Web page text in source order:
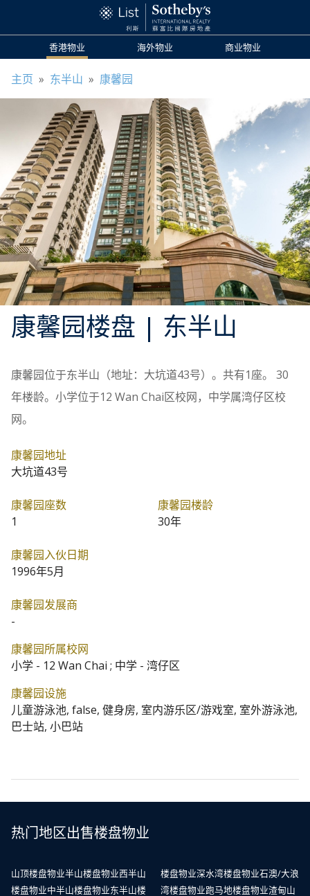
香港物业 海外物业 商业物业
主页 » 东半山 » 康馨园
康馨园楼盘 | 东半山
康馨园位于东半山（地址：大坑道43号）。共有1座。 30
年楼龄。小学位于12 Wan Chai区校网，中学属湾仔区校
网。
康馨园地址
大坑道43号
康馨园座数
1
康馨园楼龄
30年
康馨园入伙日期
1996年5月
康馨园发展商
-
康馨园所属校网
小学 - 12 Wan Chai ; 中学 - 湾仔区
康馨园设施
儿童游泳池, false, 健身房, 室内游乐区/游戏室, 室外游泳池,
巴士站, 小巴站
热门地区出售楼盘物业
山顶楼盘物业半山楼盘物业西半山
楼盘物业中半山楼盘物业东半山楼
楼盘物业深水湾楼盘物业石澳/大浪
湾楼盘物业跑马地楼盘物业渣甸山